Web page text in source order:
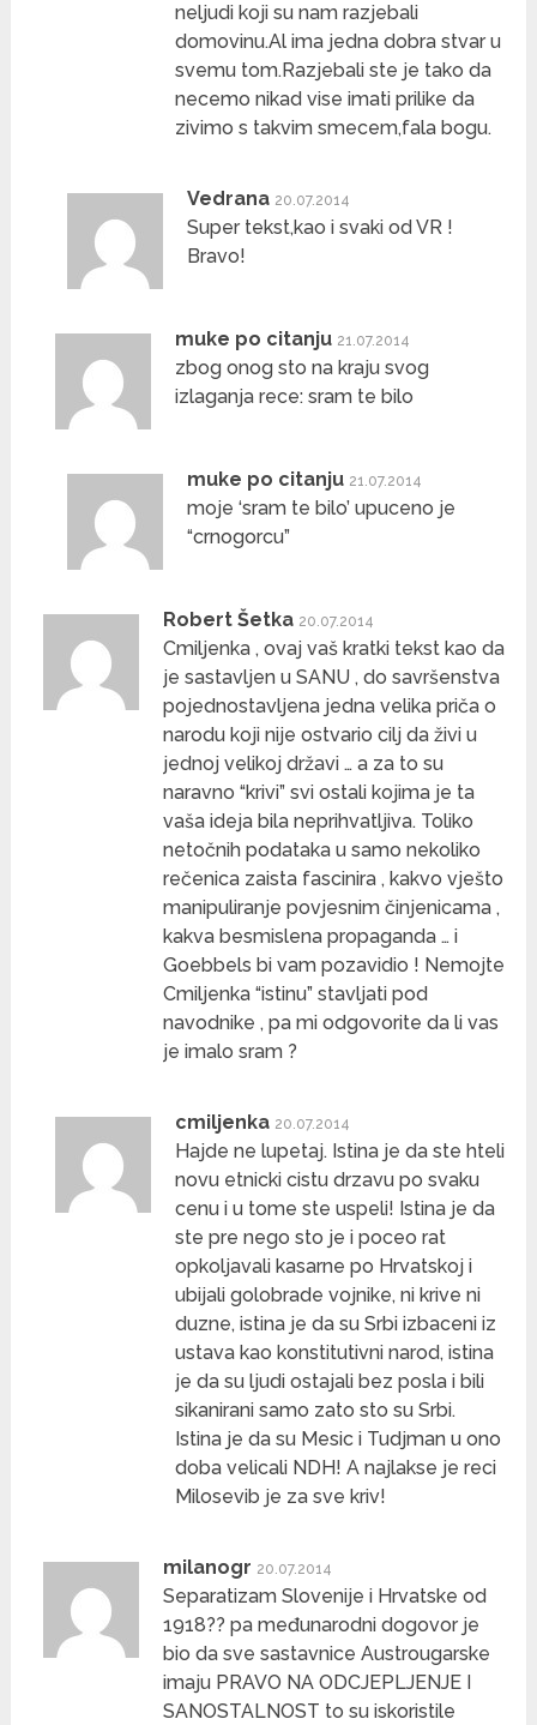
neljudi koji su nam razjebali
domovinu.Al ima jedna dobra stvar u
svemu tom.Razjebali ste je tako da
necemo nikad vise imati prilike da
zivimo s takvim smecem,fala bogu.
Vedrana 20.07.2014
Super tekst,kao i svaki od VR !
Bravo!
muke po citanju 21.07.2014
zbog onog sto na kraju svog
izlaganja rece: sram te bilo
muke po citanju 21.07.2014
moje ‘sram te bilo’ upuceno je
“crnogorcu”
Robert Šetka 20.07.2014
Cmiljenka , ovaj vaš kratki tekst kao da
je sastavljen u SANU , do savršenstva
pojednostavljena jedna velika priča o
narodu koji nije ostvario cilj da živi u
jednoj velikoj državi … a za to su
naravno “krivi” svi ostali kojima je ta
vaša ideja bila neprihvatljiva. Toliko
netočnih podataka u samo nekoliko
rečenica zaista fascinira , kakvo vješto
manipuliranje povjesnim činjenicama ,
kakva besmislena propaganda … i
Goebbels bi vam pozavidio ! Nemojte
Cmiljenka “istinu” stavljati pod
navodnike , pa mi odgovorite da li vas
je imalo sram ?
cmiljenka 20.07.2014
Hajde ne lupetaj. Istina je da ste hteli
novu etnicki cistu drzavu po svaku
cenu i u tome ste uspeli! Istina je da
ste pre nego sto je i poceo rat
opkoljavali kasarne po Hrvatskoj i
ubijali golobrade vojnike, ni krive ni
duzne, istina je da su Srbi izbaceni iz
ustava kao konstitutivni narod, istina
je da su ljudi ostajali bez posla i bili
sikanirani samo zato sto su Srbi.
Istina je da su Mesic i Tudjman u ono
doba velicali NDH! A najlakse je reci
Milosevib je za sve kriv!
milanogr 20.07.2014
Separatizam Slovenije i Hrvatske od
1918?? pa međunarodni dogovor je
bio da sve sastavnice Austrougarske
imaju PRAVO NA ODCJEPLJENJE I
SANOSTALNOST to su iskoristile